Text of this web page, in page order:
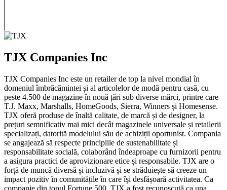
TJX Companies Inc
TJX Companies Inc este un retailer de top la nivel mondial în
domeniul îmbrăcămintei și al articolelor de modă pentru casă, cu
peste 4.500 de magazine în nouă țări sub diverse mărci, printre care
T.J. Maxx, Marshalls, HomeGoods, Sierra, Winners și Homesense.
TJX oferă produse de înaltă calitate, de marcă și de designer, la
prețuri semnificativ mai mici decât magazinele universale și retailerii
specializați, datorită modelului său de achiziții oportunist. Compania
se angajează să respecte principiile de sustenabilitate și
responsabilitate socială, colaborând îndeaproape cu furnizorii pentru
a asigura practici de aprovizionare etice și responsabile. TJX are o
forță de muncă diversă și incluzivă și se străduiește să creeze un
impact pozitiv în comunitățile în care își desfășoară activitatea. Ca
companie din topul Fortune 500, TJX a fost recunoscută ca una